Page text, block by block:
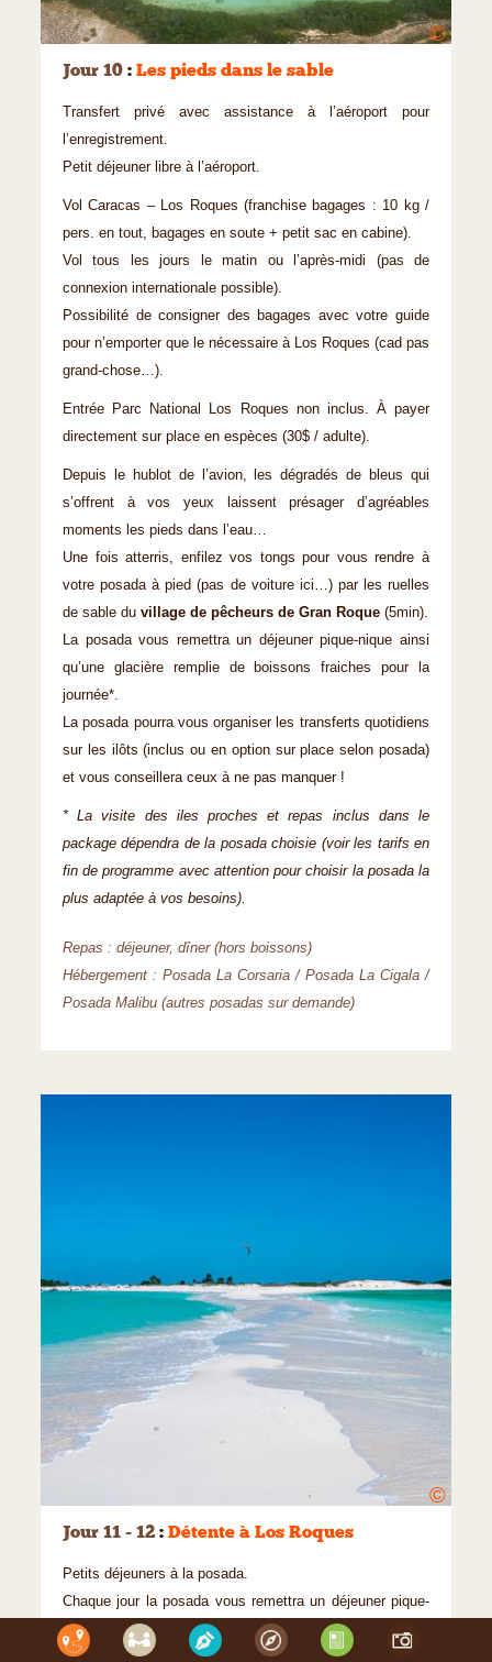
©
Jour 10 : Les pieds dans le sable
Transfert privé avec assistance à l’aéroport pour
l’enregistrement.
Petit déjeuner libre à l’aéroport.
Vol Caracas – Los Roques (franchise bagages : 10 kg /
pers. en tout, bagages en soute + petit sac en cabine).
Vol tous les jours le matin ou l’après-midi (pas de
connexion internationale possible).
Possibilité de consigner des bagages avec votre guide
pour n’emporter que le nécessaire à Los Roques (cad pas
grand-chose…).
Entrée Parc National Los Roques non inclus. À payer
directement sur place en espèces (30$ / adulte).
Depuis le hublot de l’avion, les dégradés de bleus qui
s’offrent à vos yeux laissent présager d’agréables
moments les pieds dans l’eau…
Une fois atterris, enfilez vos tongs pour vous rendre à
votre posada à pied (pas de voiture ici…) par les ruelles
de sable du village de pêcheurs de Gran Roque (5min).
La posada vous remettra un déjeuner pique-nique ainsi
qu’une glacière remplie de boissons fraiches pour la
journée*.
La posada pourra vous organiser les transferts quotidiens
sur les ilôts (inclus ou en option sur place selon posada)
et vous conseillera ceux à ne pas manquer !
* La visite des iles proches et repas inclus dans le
package dépendra de la posada choisie (voir les tarifs en
fin de programme avec attention pour choisir la posada la
plus adaptée à vos besoins).
Repas : déjeuner, dîner (hors boissons)
Hébergement : Posada La Corsaria / Posada La Cigala /
Posada Malibu (autres posadas sur demande)
©
Jour 11 - 12 : Détente à Los Roques
Petits déjeuners à la posada.
Chaque jour la posada vous remettra un déjeuner pique-
nique ainsi qu’une glacière remplie de boissons fraiches
pour la journée*.